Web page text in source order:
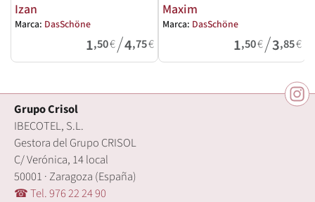
Izan
Marca: DasSchöne
1,50€/4,75€
Maxim
Marca: DasSchöne
1,50€/3,85€
Grupo Crisol
IBECOTEL, S.L.
Gestora del Grupo CRISOL
C/ Verónica, 14 local
50001 · Zaragoza (España)
☎ Tel. 976 22 24 90